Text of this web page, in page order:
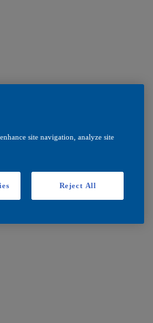
site navigation, analyze site
Reject All